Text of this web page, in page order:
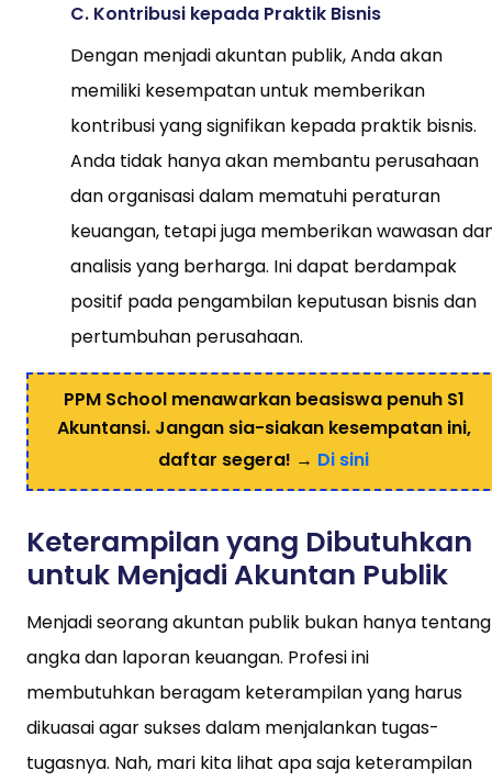
C. Kontribusi kepada Praktik Bisnis
Dengan menjadi akuntan publik, Anda akan
memiliki kesempatan untuk memberikan
kontribusi yang signifikan kepada praktik bisnis.
Anda tidak hanya akan membantu perusahaan
dan organisasi dalam mematuhi peraturan
keuangan, tetapi juga memberikan wawasan
analisis yang berharga. Ini dapat berdampak
positif pada pengambilan keputusan bisnis dan
pertumbuhan perusahaan.
PPM School menawarkan beasiswa penuh S1
Akuntansi. Jangan sia-siakan kesempatan ini,
daftar segera! → Di sini
Keterampilan yang Dibutuhkan
untuk Menjadi Akuntan Publik
Menjadi seorang akuntan publik bukan hanya tentang
angka dan laporan keuangan. Profesi ini
membutuhkan beragam keterampilan yang harus
dikuasai agar sukses dalam menjalankan tugas-
tugasnya. Nah, mari kita lihat apa saja keterampilan